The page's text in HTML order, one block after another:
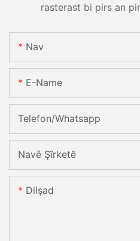
rasterast bi pirs an
Nav
E-Name
Telefon/whatsapp
Navê Şîrketê
Dilşad